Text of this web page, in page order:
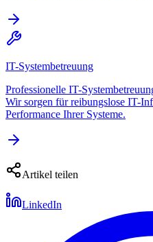
IT-Systembetreuung
Professionelle IT-
Wir sorgen für reibungslose IT-
Performance Ihrer Systeme.
Artikel teilen
LinkedIn